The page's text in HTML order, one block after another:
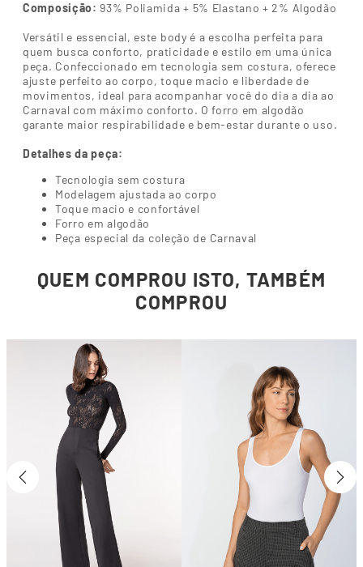
Composição: 93% Poliamida + 5% Elastano + 2% Algodão
Versátil e essencial, este body é a escolha perfeita para
quem busca conforto, praticidade e estilo em uma única
peça. Confeccionado em tecnologia sem costura, oferece
ajuste perfeito ao corpo, toque macio e liberdade de
movimentos, ideal para acompanhar você do dia a dia ao
Carnaval com máximo conforto. O forro em algodão
garante maior respirabilidade e bem-estar durante o uso.
Detalhes da peça:
Tecnologia sem costura
Modelagem ajustada ao corpo
Toque macio e confortável
Forro em algodão
Peça especial da coleção de Carnaval
QUEM COMPROU ISTO, TAMBÉM
COMPROU